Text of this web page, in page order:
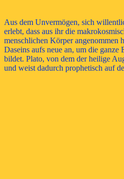
Aus dem Unvermögen, sich
erlebt, dass aus ihr die
menschlichen Körper angenommen
Daseins aufs neue an, um die
bildet. Plato, von dem der heilige
und weist dadurch prophetisch auf